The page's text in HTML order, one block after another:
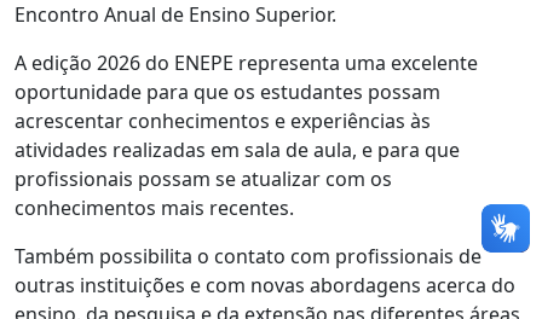
Encontro Anual de Ensino Superior.
A edição 2026 do ENEPE representa uma excelente
oportunidade para que os estudantes possam
acrescentar conhecimentos e experiências às
atividades realizadas em sala de aula, e para que
profissionais possam se atualizar com os
conhecimentos mais recentes.
Também possibilita o contato com profissionais de
outras instituições e com novas abordagens acerca do